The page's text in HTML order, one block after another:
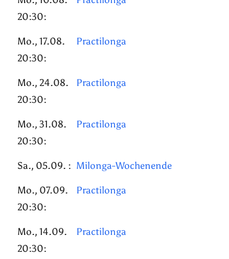
20:30:
Mo., 17.08.
20:30:
Practilonga
Mo., 24.08.
20:30:
Practilonga
Mo., 31.08.
20:30:
Practilonga
Sa., 05.09. : Milonga-Wochenende
Mo., 07.09.
20:30:
Practilonga
Mo., 14.09.
20:30:
Practilonga